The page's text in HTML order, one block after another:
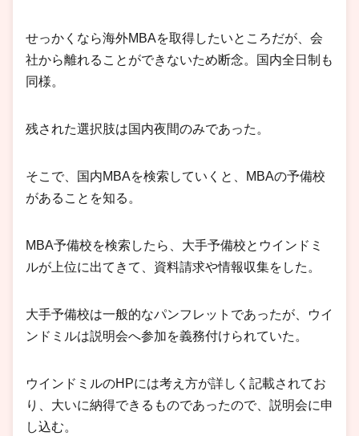
せっかくなら海外MBAを取得したいところだが、会
社から離れることができないため断念。国内全日制も
同様。
残された選択肢は国内夜間のみであった。
そこで、国内MBAを検索していくと、MBAの予備校
があることを知る。
MBA予備校を検索したら、大手予備校とウインドミ
ルが上位に出てきて、資料請求や情報収集をした。
大手予備校は一般的なパンフレットであったが、ウイ
ンドミルは説明会へ参加を義務付けられていた。
ウインドミルのHPには考え方が詳しく記載されてお
り、大いに納得できるものであったので、説明会に申
し込む。